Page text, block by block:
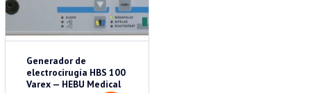
Generador de
electrocirugía HBS 100
Varex — HEBU Medical